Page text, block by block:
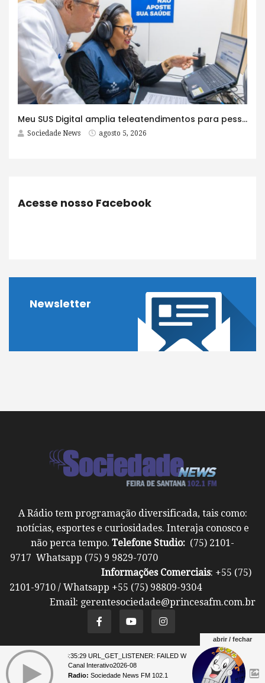
Meu SUS Digital amplia teleatendimentos para pessoas com problemas com jogos e apostas
Sociedade News agosto 5, 2026
Acesse nosso Facebook
Newsletter
A Rádio tem programação diversificada, tais como:
notícias, esportes e curiosidades. Interaja conosco e
não perca tempo. Telefone Studio: (75) 2101-
9717 Whatsapp (75) 9 9829-7070
Informações Comerciais: +55 (75)
2101-9710 / Whatsapp +55 (75) 98809-9304
Email: gerentesociedade@princesafm.com.br
Um site pertencente a Fundação Santo Antônio ©
Todos os direitos reservados.
abrir / fechar
07 23:35:29 URL_GET_LISTENER: FAILED WITH ERROR: **** 07
Canal Interativo2026-08
Radio: Sociedade News FM 102.1